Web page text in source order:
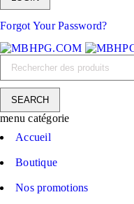
Forgot Your Password?
menu catégorie
Accueil
Boutique
Nos promotions